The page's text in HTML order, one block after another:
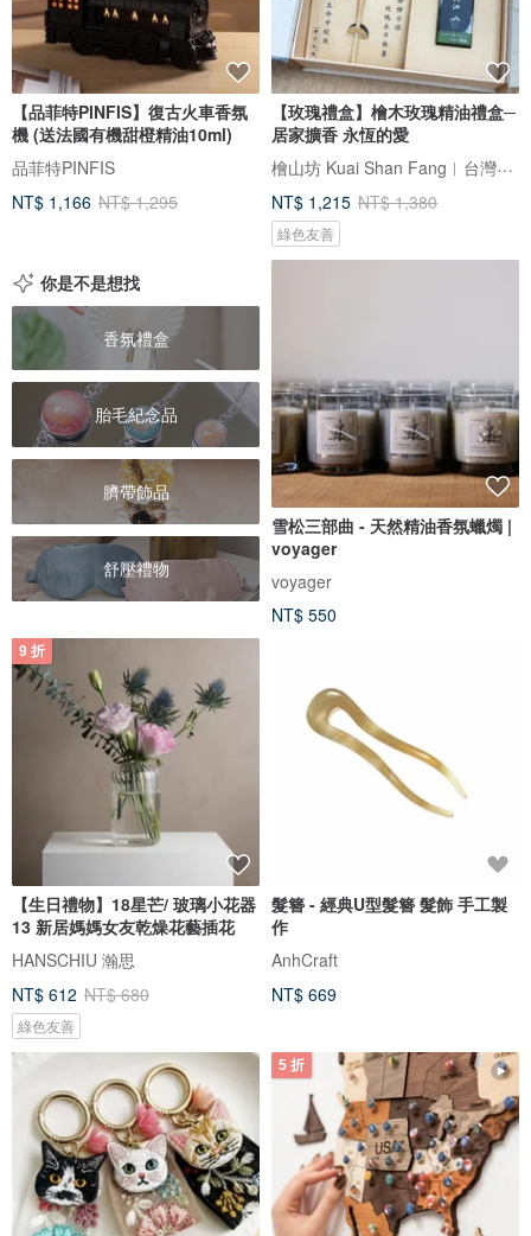
【品菲特PINFIS】復古火車香氛
機 (送法國有機甜橙精油10ml)
品菲特PINFIS
NT$ 1,166 NT$ 1,295
【玫瑰禮盒】檜木玫瑰精油禮盒─
居家擴香 永恆的愛
檜山坊 Kuai Shan Fang︱台灣檜木香氛領導品牌，療癒森林
NT$ 1,215 NT$ 1,380
綠色友善
你是不是想找
香氛禮盒
胎毛紀念品
臍帶飾品
舒壓禮物
雪松三部曲 - 天然精油香氛蠟燭 |
voyager
voyager
NT$ 550
9 折
【生日禮物】18星芒/ 玻璃小花器
13 新居媽媽女友乾燥花藝插花
HANSCHIU 瀚思
NT$ 612 NT$ 680
綠色友善
髮簪 - 經典U型髮簪 髮飾 手工製
作
AnhCraft
NT$ 669
5 折